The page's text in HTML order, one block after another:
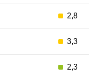
2,8
3,3
2,3